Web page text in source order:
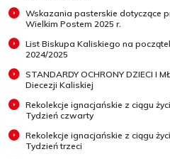
Wskazania pasterskie dotyczące
Wielkim Postem 2025 r.
List Biskupa Kaliskiego na
2024/2025
STANDARDY OCHRONY DZIECI I
Diecezji Kaliskiej
Rekolekcje ignacjańskie z ciągu
Tydzień czwarty
Rekolekcje ignacjańskie z ciągu
Tydzień trzeci